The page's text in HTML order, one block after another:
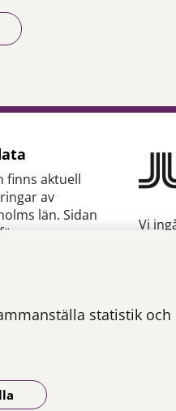
statistik och
finns aktuell
av
län. Sidan
Region
Vi
Om